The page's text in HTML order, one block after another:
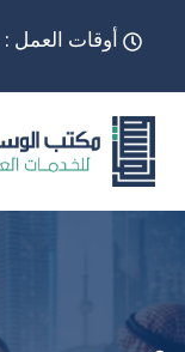
أوقات العمل :